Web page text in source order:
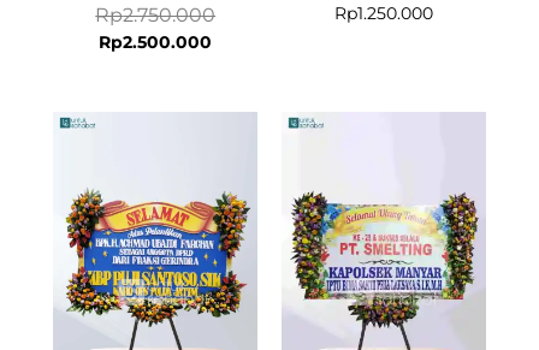
Rp2.750.000
Rp2.500.000
Rp1.250.000